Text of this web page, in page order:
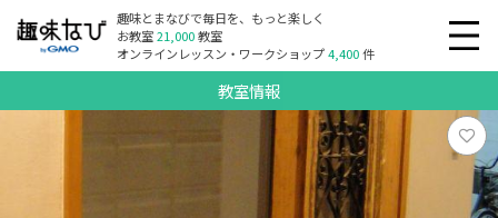
趣味とまなびで毎日を、もっと楽しく
お教室21,000教室
オンラインレッスン・ワークショップ4,400件
教室情報